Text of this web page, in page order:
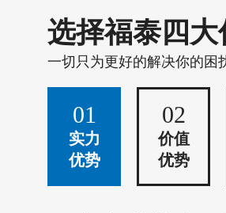
选择福泰四大
一切只为更好的解决你的困
01
实力
优势
02
价值
优势